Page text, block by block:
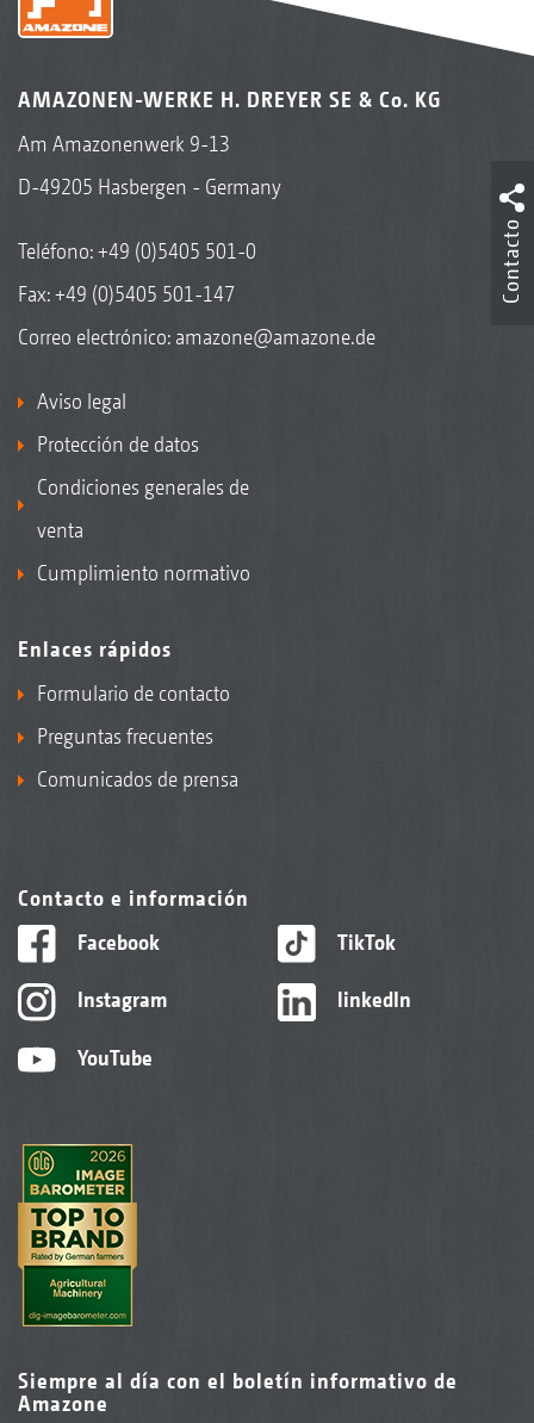
AMAZONEN-WERKE H. DREYER SE & Co. KG
Am Amazonenwerk 9-13
D-49205 Hasbergen - Germany
Teléfono:+49 (0)5405 501-0
Fax: +49 (0)5405 501-147
Correo electrónico: amazone@amazone.de
Aviso legal
Protección de datos
Condiciones generales de
venta
Cumplimiento normativo
Enlaces rápidos
Formulario de contacto
Preguntas frecuentes
Comunicados de prensa
Contacto e información
Facebook
Instagram
YouTube
TikTok
linkedIn
Siempre al día con el boletín informativo de
Amazone
Contacto